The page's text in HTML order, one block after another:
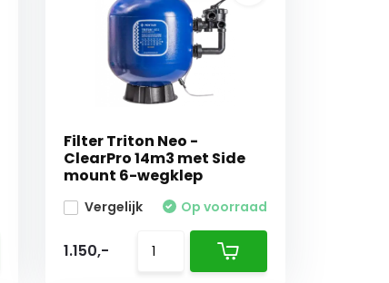
Filter Triton Neo -
ClearPro 14m3 met Side
mount 6-wegklep
Vergelijk Op voorraad
1.150,-